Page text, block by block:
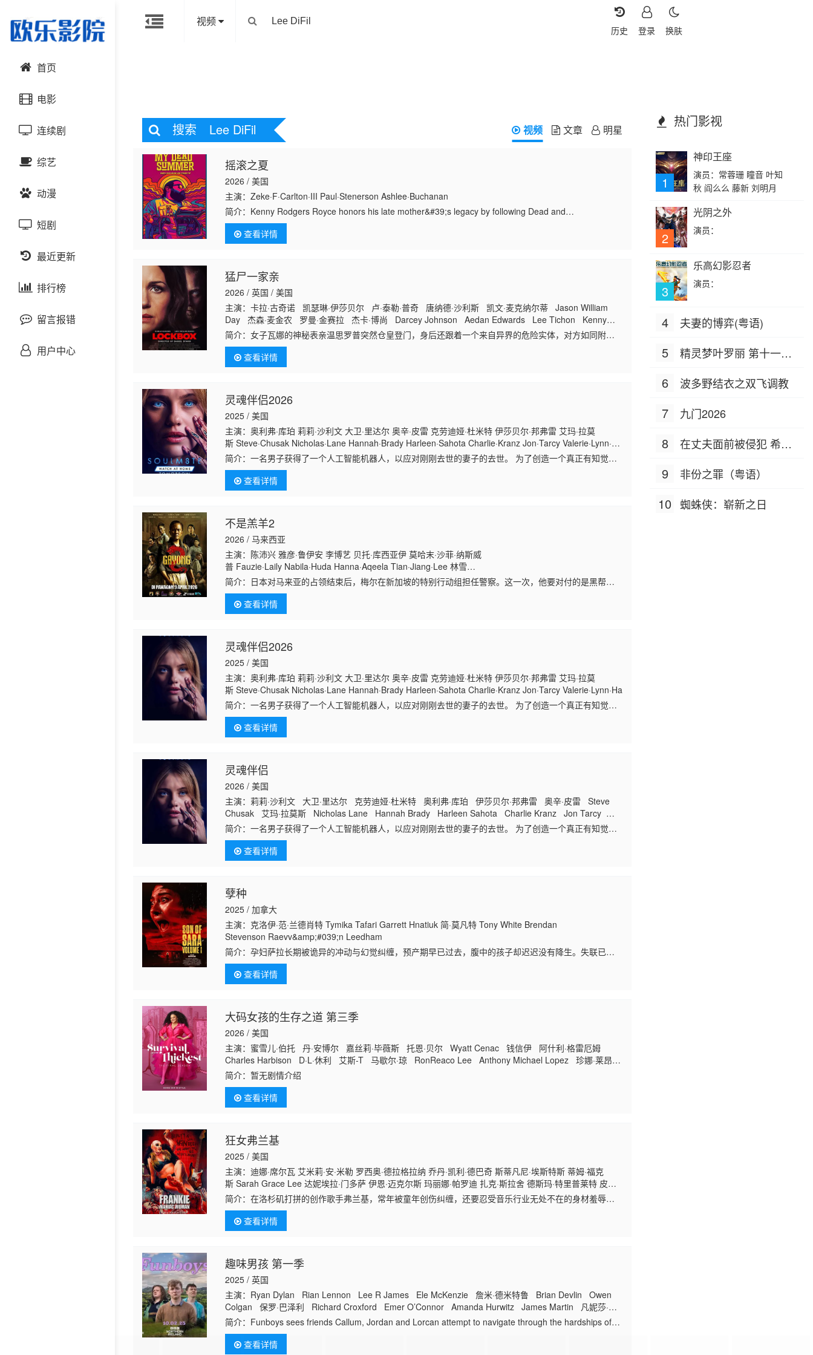
视频
换肤
登录
历史
首页
电影
动作片
喜剧片
爱情片
科幻片
恐怖片
剧情片
战争片
悬疑片
连续剧
国产剧
港台剧
日韩剧
欧美剧
泰国剧
综艺
大陆综艺
日韩综艺
港台综艺
欧美综艺
动漫
国产动漫
日韩动漫
欧美动漫
短剧
最近更新
排行榜
留言报错
用户中心
搜索 Lee DiFil 视频 文章 明星
摇滚之夏
2026 / 美国
主演：Zeke·F·Carlton·III Paul·Stenerson Ashlee·Buchanan
简介： Kenny Rodgers Royce honors his late mother&#39;s legacy by following Dead and
Company&#39;s final to
查看详情
猛尸一家亲
2026 / 英国 / 美国
主演：卡拉·古奇诺 凯瑟琳·伊莎贝尔 卢·泰勒·普奇 唐纳德·沙利斯 凯文·麦克纳尔蒂 Jason William
Day 杰森·麦金农 罗曼·金赛拉 杰卡·博尚 Darcey Johnson Aedan Edwards Lee Tichon Kenny
Wood-Schatz
简介：女子瓦娜的神秘表亲温思罗普突然仓皇登门，身后还跟着一个来自异界的危险实体，对方如同附骨
之疽，死咬着目标一路追杀而来。为了护住身世成谜的表亲，瓦娜赌上一切，将人藏进老宅深处的锁盒密
室躲避追踪。可异界存在
查看详情
灵魂伴侣2026
2025 / 美国
主演：奥利弗·库珀 莉莉·沙利文 大卫·里达尔 奥辛·皮雷 克劳迪娅·杜米特 伊莎贝尔·邦弗雷 艾玛·拉莫
斯 Steve·Chusak Nicholas·Lane Hannah·Brady Harleen·Sahota Charlie·Kranz Jon·Tarcy Valerie·Lynn·Hanna 加
里·赫泽勒 Robert·Ashe Sydney·Blackburn Declan·Gill Cameron·Anthony
简介：一名男子获得了一个人工智能机器人，以应对刚刚去世的妻子的去世。 为了创造一个真正有知觉的
伴侣，他无意中把一个无害的爱情机器人变成了一个致命的灵魂伴侣。
查看详情
不是羔羊2
2026 / 马来西亚
主演：陈沛兴 雅彦·鲁伊安 李博艺 贝托·库西亚伊 莫哈末·沙菲·纳斯威
普 Fauzie·Laily Nabila·Huda Hanna·Aqeela Tian·Jiang·Lee 林雪
卉 Ayez·Shaukat·Fonseka·Farid Paul·Baker Azizul·Ammar Hairi·Safwan Shewin·Sim
简介： 日本对马来亚的占领结束后，梅尔在新加坡的特别行动组担任警察。这一次，他要对付的是黑帮，
其中大多数人在鸦片生意方面活动，并且受到腐败官员的保护。
查看详情
灵魂伴侣2026
2025 / 美国
主演：奥利弗·库珀 莉莉·沙利文 大卫·里达尔 奥辛·皮雷 克劳迪娅·杜米特 伊莎贝尔·邦弗雷 艾玛·拉莫
斯 Steve·Chusak Nicholas·Lane Hannah·Brady Harleen·Sahota Charlie·Kranz Jon·Tarcy Valerie·Lynn·Hanna Robert·Ashe Sydney·Blackburn Declan·Gill
简介：一名男子获得了一个人工智能机器人，以应对刚刚去世的妻子的去世。 为了创造一个真正有知觉的
伴侣，他无意中把一个无害的爱情机器人变成了一个致命的灵魂伴侣。
查看详情
灵魂伴侣
2026 / 美国
主演：莉莉·沙利文 大卫·里达尔 克劳迪娅·杜米特 奥利弗·库珀 伊莎贝尔·邦弗雷 奥辛·皮雷 Steve
Chusak 艾玛·拉莫斯 Nicholas Lane Hannah Brady Harleen Sahota Charlie Kranz Jon Tarcy
Valerie Lynn Hanna 加里·赫泽勒 Robert Ashe Sydney Blackburn Declan Gill Cameron Anthony
简介：一名男子获得了一个人工智能机器人，以应对刚刚去世的妻子的去世。 为了创造一个真正有知觉的
伴侣，他无意中把一个无害的爱情机器人变成了一个致命的灵魂伴侣。
查看详情
孽种
2025 / 加拿大
主演：克洛伊·范·兰德肖特 Tymika Tafari Garrett Hnatiuk 简·莫凡特 Tony White Brendan
Stevenson Raevv&amp;#039;n Leedham
简介：孕妇萨拉长期被诡异的冲动与幻觉纠缠，预产期早已过去，腹中的孩子却迟迟没有降生。失联已久
的孩子生父特洛伊突然现身，邀请她前往自家偏远农场共进晚餐。萨拉赴约后，才发现特洛伊和他的母亲
艾格尼丝对这个未降生的
查看详情
大码女孩的生存之道 第三季
2026 / 美国
主演：蜜雪儿·伯托 丹·安博尔 嘉丝莉·毕薇斯 托恩·贝尔 Wyatt Cenac 钱信伊 阿什利·格雷厄姆
Charles Harbison D·L·休利 艾斯-T 马歇尔·琼 RonReaco Lee Anthony Michael Lopez 珍娜·莱昂斯
薄荷女士 Alecsys Proctor-Turner
简介：暂无剧情介绍
查看详情
狂女弗兰基
2025 / 美国
主演：迪娜·席尔瓦 艾米莉·安·米勒 罗西奥·德拉格拉纳 乔丹·凯利·德巴奇 斯蒂凡尼·埃斯特斯 蒂姆·福克
斯 Sarah Grace Lee 达妮埃拉·门多萨 伊恩·迈克尔斯 玛丽娜·帕罗迪 扎克·斯拉舍 德斯玛·特里普莱特 皮埃
尔·齐加里迪斯
简介：在洛杉矶打拼的创作歌手弗兰基，常年被童年创伤纠缠，还要忍受音乐行业无处不在的身材羞辱、
渗透在生活里的厌女氛围，以及反复拉扯的自我怀疑。长久的隐忍与挤压里，她的精神一步步走到崩溃边
缘。当最后一根稻草落下
查看详情
趣味男孩 第一季
2025 / 英国
主演：Ryan Dylan Rian Lennon Lee R James Ele McKenzie 詹米·德米特鲁 Brian Devlin Owen
Colgan 保罗·巴泽利 Richard Croxford Emer O’Connor Amanda Hurwitz James Martin 凡妮莎·伊
费迪奥拉 Walter Chigui Brendan Quinn
简介： Funboys sees friends Callum, Jordan and Lorcan attempt to navigate through the hardships of
life. From first girlfriends to dead pet pigs, the lads are put through the psychological ringer. But will their
shared love of innocent fun and wholesome mucking
查看详情
热门影视
1
神印王座
演员：常蓉珊 瞳音 叶知
秋 阎么么 藤新 刘明月
2
光阴之外
演员：
3
乐高幻影忍者
演员：
4 夫妻的博弈(粤语)
5
精灵梦叶罗丽 第十一季
6 波多野结衣之双飞调教
7 九门2026
8
在丈夫面前被侵犯 希岛
9 非份之罪（粤语）
10 蜘蛛侠：崭新之日